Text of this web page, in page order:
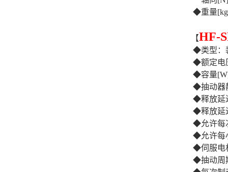
◆重量
【HF-
◆类型：
◆额定电
◆容量
◆抽动器
◆释放延
◆释放延
◆允许每
◆允许每
◆伺服电
◆抽动周